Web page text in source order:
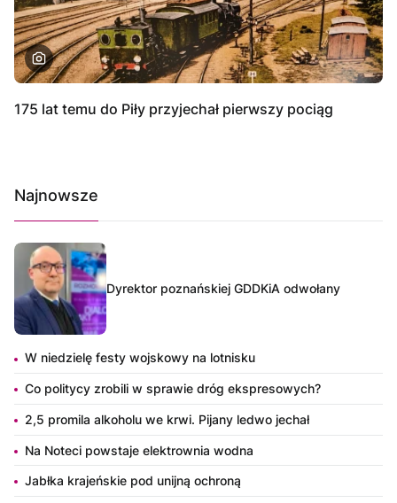
175 lat temu do Piły przyjechał pierwszy pociąg
Najnowsze
Dyrektor poznańskiej GDDKiA odwołany
W niedzielę festy wojskowy na lotnisku
Co politycy zrobili w sprawie dróg ekspresowych?
2,5 promila alkoholu we krwi. Pijany ledwo jechał
Na Noteci powstaje elektrownia wodna
Jabłka krajeńskie pod unijną ochroną